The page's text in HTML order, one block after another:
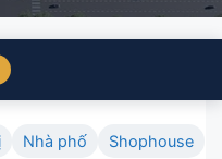
Nhà phố Shophouse